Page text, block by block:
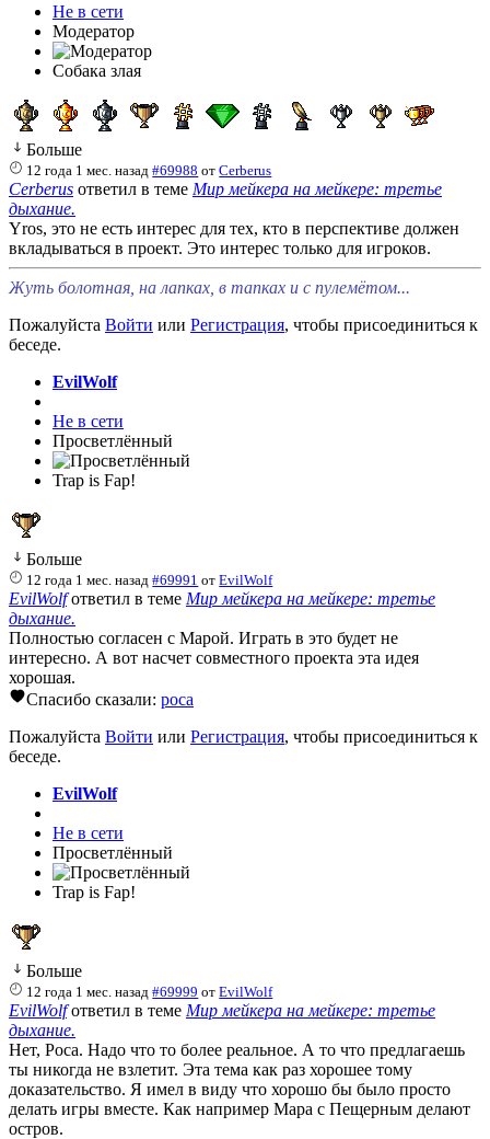
Не в сети
Модератор
Собака злая
Больше
12 года 1 мес. назад #69988 отCerberus
Cerberus ответил в теме Мир мейкера на мейкере: третье
дыхание.
Yros, это не есть интерес для тех, кто в перспективе должен
вкладываться в проект. Это интерес только для игроков.
Жуть болотная, на лапках, в тапках и с пулемётом...
Пожалуйста Войти или Регистрация, чтобы присоединиться к
беседе.
EvilWolf
Не в сети
Просветлённый
Trap is Fap!
Больше
12 года 1 мес. назад #69991 отEvilWolf
EvilWolfответил в теме Мир мейкера на мейкере: третье
дыхание.
Полностью согласен с Марой. Играть в это будет не
интересно. А вот насчет совместного проекта эта идея
хорошая.
Спасибо сказали: poca
Пожалуйста Войти или Регистрация, чтобы присоединиться к
беседе.
EvilWolf
Не в сети
Просветлённый
Trap is Fap!
Больше
12 года 1 мес. назад #69999 отEvilWolf
EvilWolfответил в теме Мир мейкера на мейкере: третье
дыхание.
Нет, Роса. Надо что то более реальное. А то что предлагаешь
ты никогда не взлетит. Эта тема как раз хорошее тому
доказательство. Я имел в виду что хорошо бы было просто
делать игры вместе. Как например Мара с Пещерным делают
остров.